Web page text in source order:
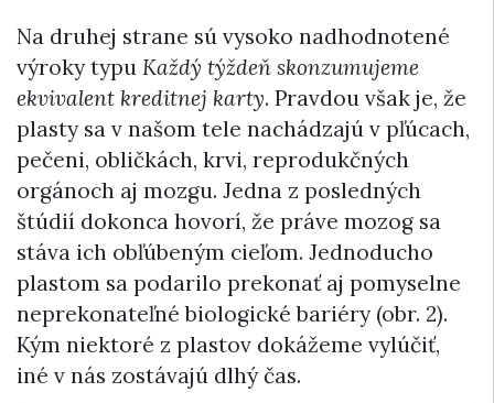
Na druhej strane sú vysoko nadhodnotené
výroky typu Každý týždeň skonzumujeme
ekvivalent kreditnej karty. Pravdou však je, že
plasty sa v našom tele nachádzajú v pľúcach,
pečeni, obličkách, krvi, reprodukčných
orgánoch aj mozgu. Jedna z posledných
štúdií dokonca hovorí, že práve mozog sa
stáva ich obľúbeným cieľom. Jednoducho
plastom sa podarilo prekonať aj pomyselne
neprekonateľné biologické bariéry (obr. 2).
Kým niektoré z plastov dokážeme vylúčiť,
iné v nás zostávajú dlhý čas.